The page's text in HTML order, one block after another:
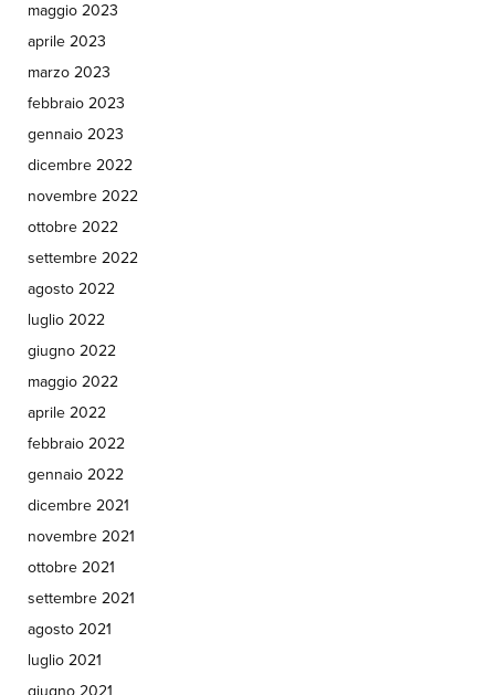
maggio 2023
aprile 2023
marzo 2023
febbraio 2023
gennaio 2023
dicembre 2022
novembre 2022
ottobre 2022
settembre 2022
agosto 2022
luglio 2022
giugno 2022
maggio 2022
aprile 2022
febbraio 2022
gennaio 2022
dicembre 2021
novembre 2021
ottobre 2021
settembre 2021
agosto 2021
luglio 2021
giugno 2021